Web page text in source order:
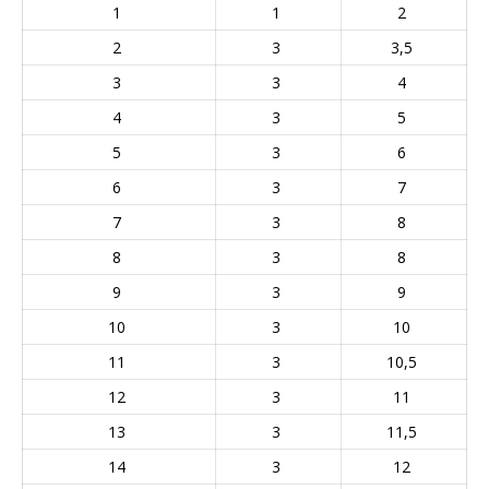
1
1
2
2
3
3,5
3
3
4
4
3
5
5
3
6
6
3
7
7
3
8
8
3
8
9
3
9
10
3
10
11
3
10,5
12
3
11
13
3
11,5
14
3
12